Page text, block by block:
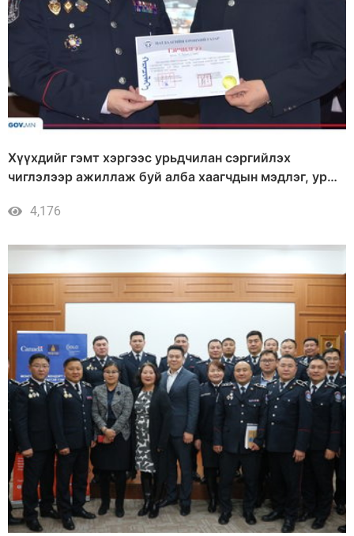
Хүүхдийг гэмт хэргээс урьдчилан сэргийлэх
чиглэлээр ажиллаж буй алба хаагчдын мэдлэг, ур
зохион байгуулагдлаа
4,176